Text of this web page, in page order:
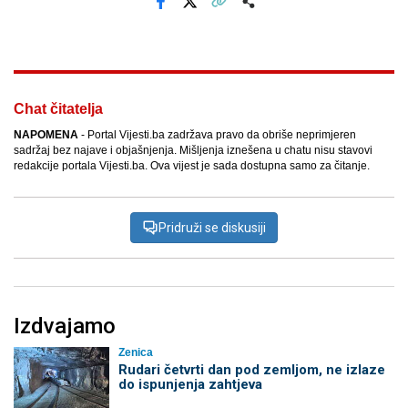
Chat čitatelja
NAPOMENA - Portal Vijesti.ba zadržava pravo da obriše neprimjeren
sadržaj bez najave i objašnjenja. Mišljenja iznešena u chatu nisu stavovi
redakcije portala Vijesti.ba. Ova vijest je sada dostupna samo za čitanje.
Pridruži se diskusiji
Izdvajamo
Zenica
Rudari četvrti dan pod zemljom, ne izlaze
do ispunjenja zahtjeva